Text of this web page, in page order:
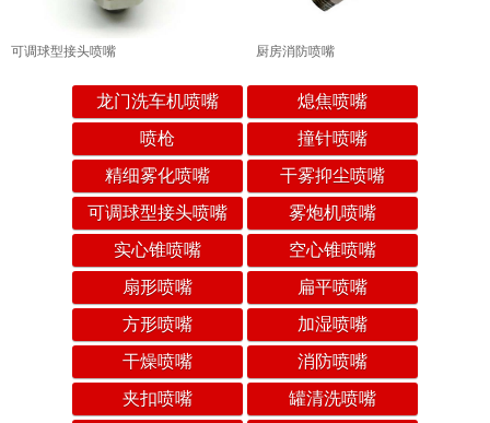
可调球型接头喷嘴 厨房消防喷嘴
龙门洗车机喷嘴
熄焦喷嘴
喷枪
撞针喷嘴
精细雾化喷嘴
干雾抑尘喷嘴
可调球型接头喷嘴
雾炮机喷嘴
实心锥喷嘴
空心锥喷嘴
扇形喷嘴
扁平喷嘴
方形喷嘴
加湿喷嘴
干燥喷嘴
消防喷嘴
夹扣喷嘴
罐清洗喷嘴